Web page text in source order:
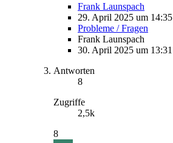
Frank Launspach
29. April 2025 um 14:35
Probleme / Fragen
Frank Launspach
30. April 2025 um 13:31
Antworten
8
Zugriffe
2,5k
8